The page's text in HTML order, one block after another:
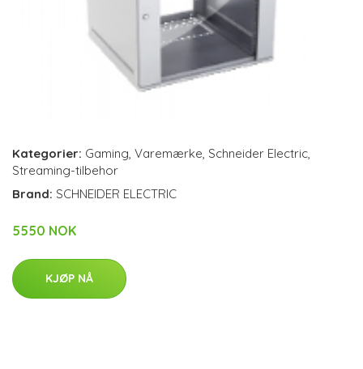
Kategorier: Gaming Varemærke Schneider Electric
Streaming-tilbehor
Brand: SCHNEIDER ELECTRIC
5550 NOK
KJØP NÅ